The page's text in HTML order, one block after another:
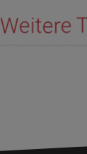
Weitere